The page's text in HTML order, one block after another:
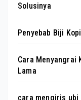
Solusinya
Penyebab Biji
Cara Menyangrai
Lama
cara mengiris